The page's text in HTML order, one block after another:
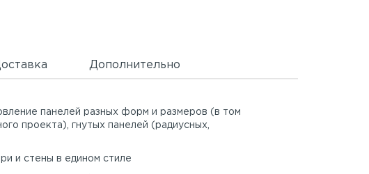
Дополнительно
панелей разных форм и размеров (в том
проекта), гнутых панелей (радиусных,
и стены в едином стиле